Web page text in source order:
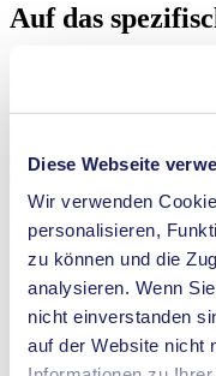
Diese Webseite
Wir verwenden
personalisieren,
zu können und die
analysieren. Wenn
nicht einverstanden
auf der Website nicht
Auf das
Wie das obige Beispiel
bei gleicher Temperatur
Volumen für
erheblich variieren kann.
Gaskonstante
=
R Luft = 287J /
H2 = 4157J/(kgK)
H2= 4157J/(kgK) .
Volumenstrom
theoretischer
Wenn man sich dieses
hält, wird klar, warum der